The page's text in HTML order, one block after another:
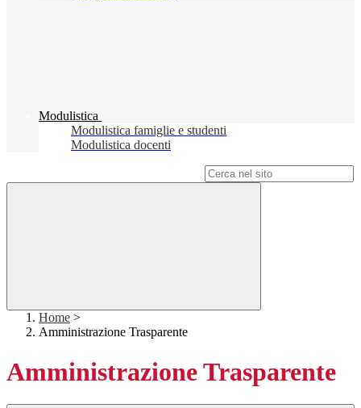
Modulistica
Modulistica famiglie e studenti
Modulistica docenti
Home >
Amministrazione Trasparente
Amministrazione Trasparente